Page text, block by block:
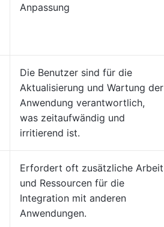
Anpassung
Die Benutzer sind für die
Aktualisierung und Wartung der
Anwendung verantwortlich,
was zeitaufwändig und
irritierend ist.
Erfordert oft zusätzliche Arbeit
und Ressourcen für die
Integration mit anderen
Anwendungen.